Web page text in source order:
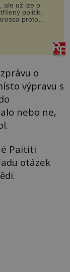
ale už lze o
politik.
proto
Jindřicha
stal
sporu m...
o
výpravu s
nebo ne,
Paititi
otázek